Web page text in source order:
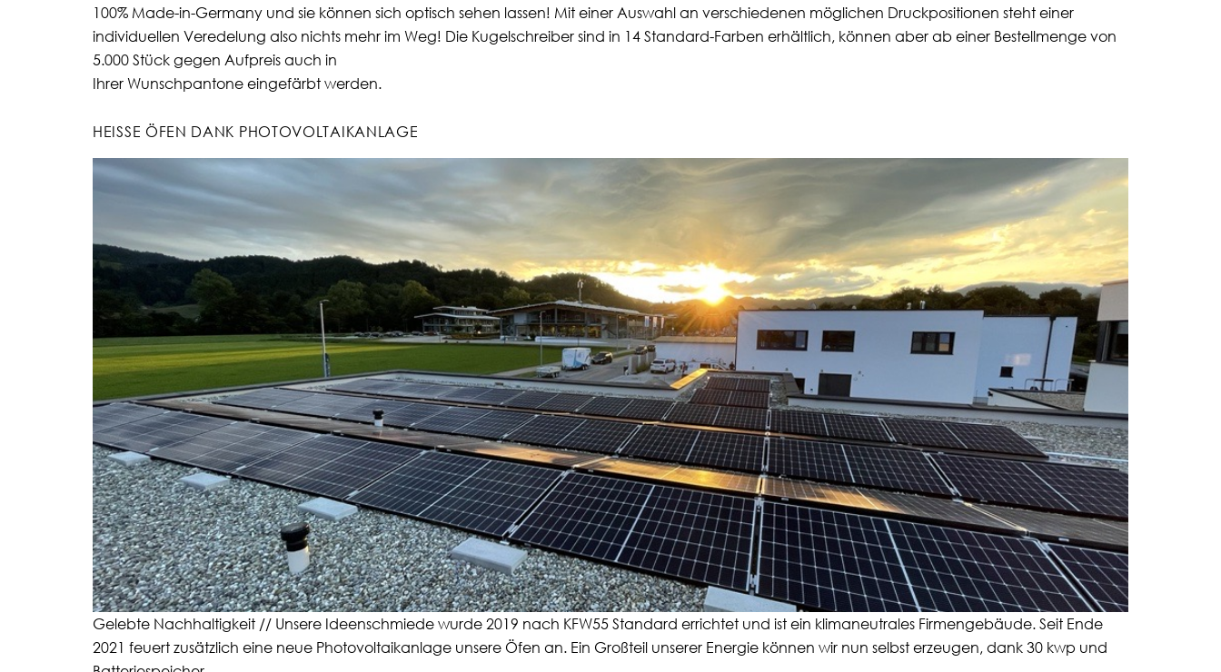
100% Made-in-Germany und sie können sich optisch sehen lassen! Mit einer Auswahl an verschiedenen möglichen Druckpositionen steht einer
individuellen Veredelung also nichts mehr im Weg! Die Kugelschreiber sind in 14 Standard-Farben erhältlich, können aber ab einer Bestellmenge von
5.000 Stück gegen Aufpreis auch in
Ihrer Wunschpantone eingefärbt werden.
HEISSE ÖFEN DANK PHOTOVOLTAIKANLAGE
Gelebte Nachhaltigkeit // Unsere Ideenschmiede wurde 2019 nach KFW55 Standard errichtet und ist ein klimaneutrales Firmengebäude. Seit Ende
2021 feuert zusätzlich eine neue Photovoltaikanlage unsere Öfen an. Ein Großteil unserer Energie können wir nun selbst erzeugen, dank 30 kwp und